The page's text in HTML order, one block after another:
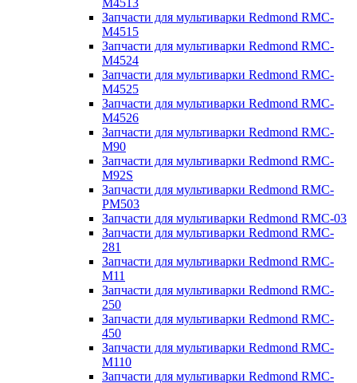
M4513
Запчасти для мультиварки Redmond RMC-
M4515
Запчасти для мультиварки Redmond RMC-
M4524
Запчасти для мультиварки Redmond RMC-
M4525
Запчасти для мультиварки Redmond RMC-
M4526
Запчасти для мультиварки Redmond RMC-
M90
Запчасти для мультиварки Redmond RMC-
M92S
Запчасти для мультиварки Redmond RMC-
PM503
Запчасти для мультиварки Redmond RMC-03
Запчасти для мультиварки Redmond RMC-
281
Запчасти для мультиварки Redmond RMC-
M11
Запчасти для мультиварки Redmond RMC-
250
Запчасти для мультиварки Redmond RMC-
450
Запчасти для мультиварки Redmond RMC-
M110
Запчасти для мультиварки Redmond RMC-